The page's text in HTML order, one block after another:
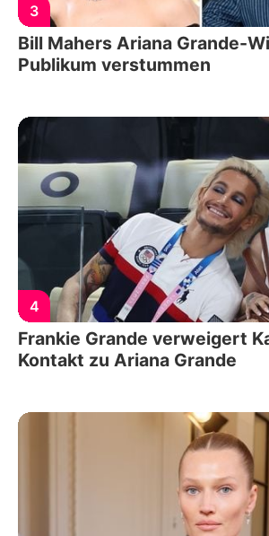
3
Bill Mahers Ariana Grande-
Publikum verstummen
4
Frankie Grande verweigert
Kontakt zu Ariana Grande